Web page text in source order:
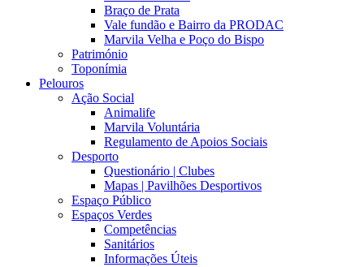
Braço de Prata
Vale fundão e Bairro da PRODAC
Marvila Velha e Poço do Bispo
Património
Toponímia
Pelouros
Ação Social
Animalife
Marvila Voluntária
Regulamento de Apoios Sociais
Desporto
Questionário | Clubes
Mapas | Pavilhões Desportivos
Espaço Público
Espaços Verdes
Competências
Sanitários
Informações Úteis